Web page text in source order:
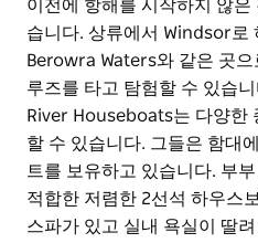
이전에 항해를 시작하지 않
습니다. 상류에서 Windsor로
Berowra Waters와 같은 곳
루즈를 타고 탐험할 수 있습
River Houseboats는 다양한
할 수 있습니다. 그들은 함대
트를 보유하고 있습니다. 부
적합한 저렴한 2선석 하우스
스파가 있고 실내 욕실이 딸